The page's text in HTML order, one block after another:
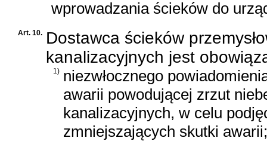
wprowadzania ścieków do
Art. 10. Dostawca ścieków
kanalizacyjnych jest
1) niezwłocznego
awarii powodującej zrzut
kanalizacyjnych, w celu
zmniejszających skutki awarii;